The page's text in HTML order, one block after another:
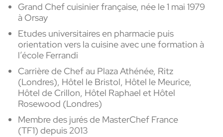
Grand Chef cuisinier française, née le 1 mai 1979
à Orsay
Etudes universitaires en pharmacie puis
orientation vers la cuisine avec une formation à
l’école Ferrandi
Carrière de Chef au Plaza Athénée, Ritz
(Londres), Hôtel le Bristol, Hôtel le Meurice,
Hôtel de Crillon, Hôtel Raphael et Hôtel
Rosewood (Londres)
Membre des jurés de MasterChef France
(TF1) depuis 2013